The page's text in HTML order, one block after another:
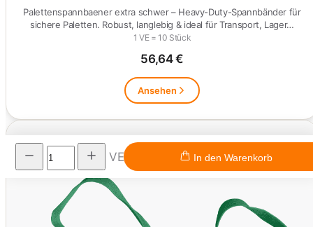
Palettenspannbaener extra schwer – Heavy-Duty-Spannbänder für
sichere Paletten. Robust, langlebig & ideal für Transport, Lager…
1 VE = 10 Stück
56,64 €
Ansehen
VE In den Warenkorb